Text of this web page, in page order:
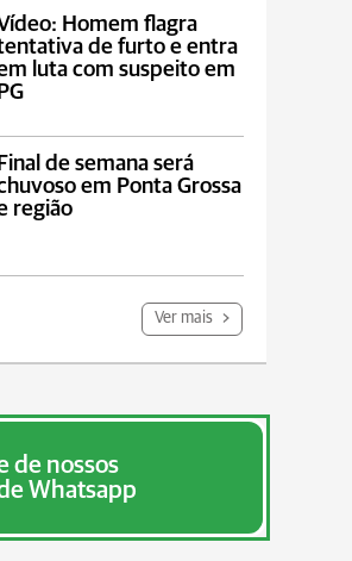
Homem flagra
de furto e entra
luta com suspeito em
de semana será
em Ponta Grossa
região
Ver mais
de nossos
Whatsapp